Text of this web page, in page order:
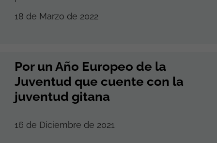
18 de Marzo de 2022
Por un Año Europeo de la
Juventud que cuente con la
juventud gitana
16 de Diciembre de 2021